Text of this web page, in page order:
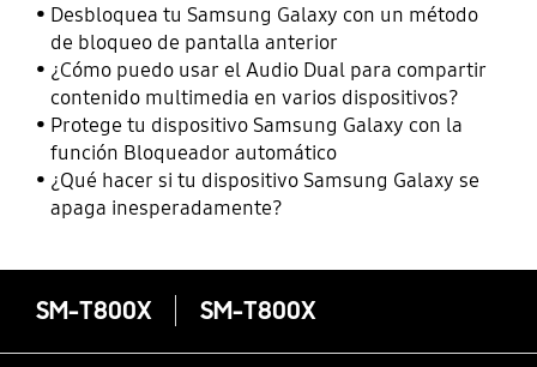
Desbloquea tu Samsung Galaxy con un método
de bloqueo de pantalla anterior
¿Cómo puedo usar el Audio Dual para compartir
contenido multimedia en varios dispositivos?
Protege tu dispositivo Samsung Galaxy con la
función Bloqueador automático
¿Qué hacer si tu dispositivo Samsung Galaxy se
apaga inesperadamente?
SM-T800X SM-T800X